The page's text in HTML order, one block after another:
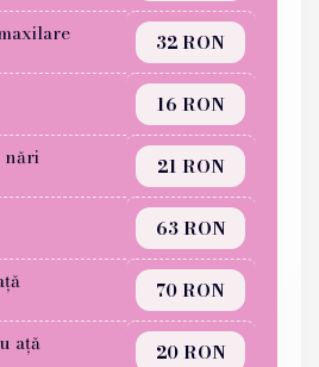
32 RON
16 RON
nări
21 RON
63 RON
70 RON
ață
20 RON